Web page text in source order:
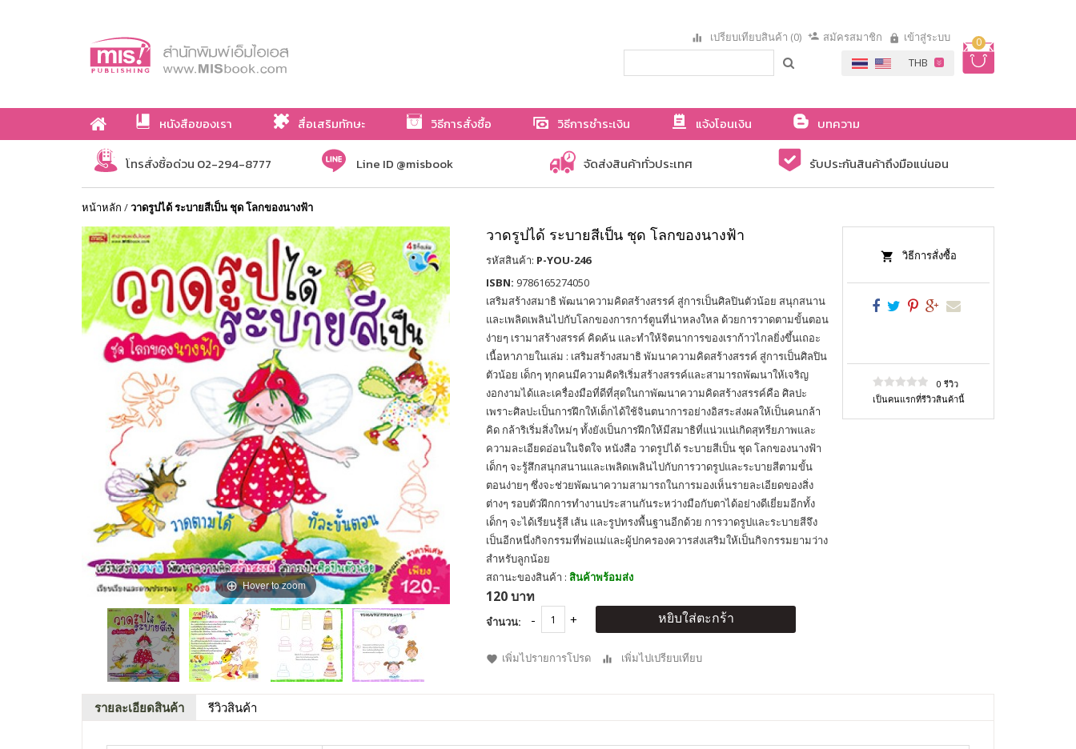
0
เปรียบเทียบสินค้า (0) สมัครสมาชิก เข้าสู่ระบบ
หนังสือของเรา สื่อเสริมทักษะ วิธีการสั่งซื้อ วิธีการชำระเงิน แจ้งโอนเงิน
บทความ
เกี่ยวกับเรา
โทรสั่งซื้อด่วน 02-294-8777 Line ID @misbook จัดส่งสินค้าทั่วประเทศ รับประกันสินค้าถึงมือแน่นอน
หน้าหลัก /วาดรูปได้ ระบายสีเป็น ชุด โลกของนางฟ้า
Hover to zoom
วาดรูปได้ ระบายสีเป็น ชุด โลกของนางฟ้า
รหัสสินค้า: P-YOU-246
ISBN: 9786165274050
เสริมสร้างสมาธิ พัฒนาความคิดสร้างสรรค์ สู่การเป็นศิลปินตัวน้อย สนุกสนาน
และเพลิดเพลินไปกับโลกของการการ์ตูนที่น่าหลงใหล ด้วยการวาดตามขั้นตอน
ง่ายๆ เรามาสร้างสรรค์ คิดค้น และทำให้จิตนาการของเราก้าวไกลยิ่งขึ้นเถอะ
เนื้อหาภายในเล่ม : เสริมสร้างสมาธิ พัมนาความคิดสร้างสรรค์ สู่การเป็นศิลปิน
ตัวน้อย เด็กๆ ทุกคนมีความคิดริเริ่มสร้างสรรค์และสามารถพัฒนาให้เจริญ
งอกงามได้และเครื่องมือที่ดีที่สุดในกาพัฒนาความคิดสร้างสรรค์คือ ศิลปะ
เพราะศิลปะเป็นการฝึกให้เด็กได้ใช้จินตนาการอย่างอิสระส่งผลให้เป็นคนกล้า
คิด กล้าริเริ่มสิ่งใหม่ๆ ทั้งยังเป็นการฝึกให้มีสมาธิที่แน่วแน่เกิดสุทรียภาพและ
ความละเอียดอ่อนในจิตใจ หนังสือ วาดรูปได้ ระบายสีเป็น ชุด โลกของนางฟ้า
เด็กๆ จะรู้สึกสนุกสนานและเพลิดเพลินไปกับการวาดรูปและระบายสีตามขั้น
ตอนง่ายๆ ซึ่งจะช่วยพัฒนาความสามารถในการมองเห็นรายละเอียดของสิ่ง
ต่างๆ รอบตัวฝึกการทำงานประสานกันระหว่างมือกับตาได้อย่างดีเยี่ยมอีกทั้ง
เด็กๆ จะได้เรียนรู้สี เส้น และรูปทรงพื้นฐานอีกด้วย การวาดรูปและระบายสีจึง
เป็นอีกหนึ่งกิจกรรมที่พ่อแม่และผู้ปกครองควารส่งเสริมให้เป็นกิจกรรมยามว่าง
สำหรับลูกน้อย
สถานะของสินค้า : สินค้าพร้อมส่ง
120 บาท
จำนวน: หยิบใส่ตะกร้า
เพิ่มไปรายการโปรด เพิ่มไปเปรียบเทียบ
วิธีการสั่งซื้อ
0 รีวิว
เป็นคนแรกที่รีวิวสินค้านี้
รายละเอียดสินค้า รีวิวสินค้า